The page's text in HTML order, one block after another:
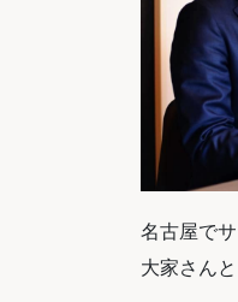
名古屋で
大家さん